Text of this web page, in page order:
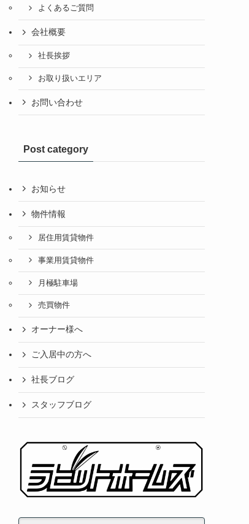
よくあるご質問
会社概要
社長挨拶
お取り扱いエリア
お問い合わせ
Post category
お知らせ
物件情報
居住用賃貸物件
事業用賃貸物件
月極駐車場
売買物件
オーナー様へ
ご入居中の方へ
社長ブログ
スタッフブログ